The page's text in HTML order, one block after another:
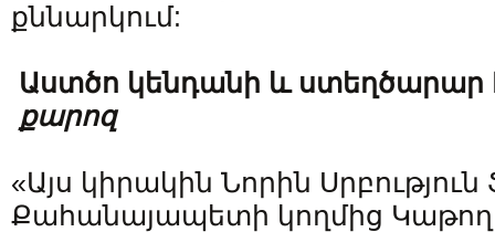
քննարկում:
Աստծո կենդանի և ստեղծարար
քարոզ
«Այս կիրակին Նորին
Քահանայապետի կողմից